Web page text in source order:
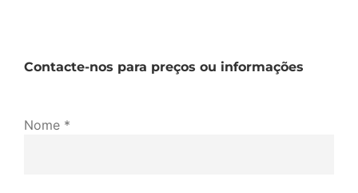
Contacte-nos para preços ou informações
Nome *